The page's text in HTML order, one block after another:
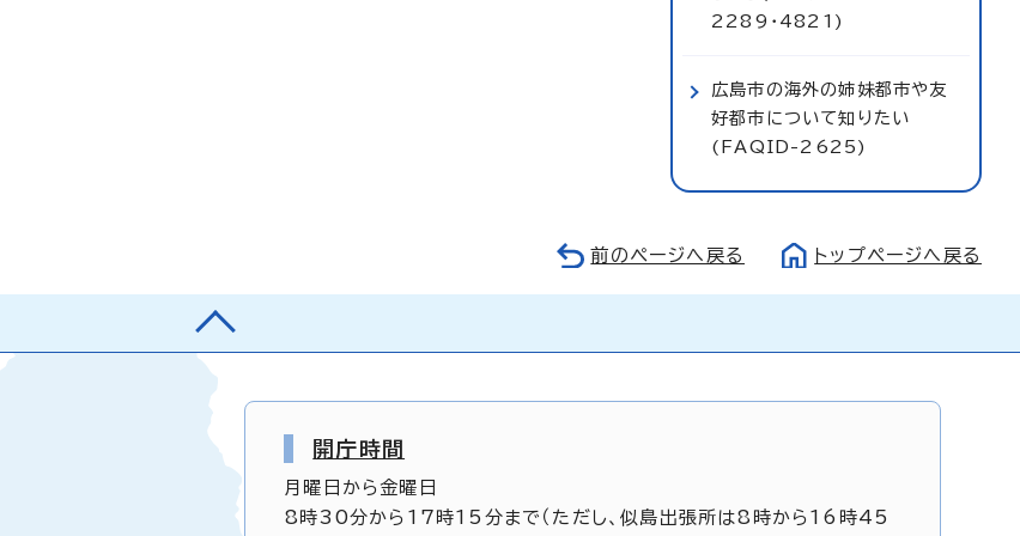
2289・4821)
広島市の海外の姉妹都市や友
好都市について知りたい
(FAQID-2625)
前のページへ戻る トップページへ戻る
開庁時間
月曜日から金曜日
8時30分から17時15分まで（ただし、似島出張所は8時から16時45